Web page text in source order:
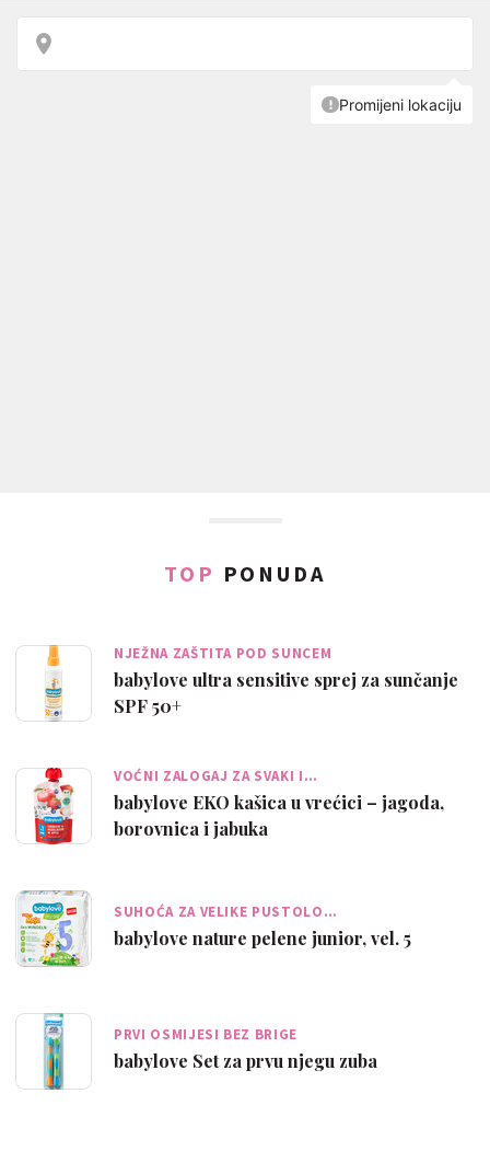
TOP PONUDA
NJEŽNA ZAŠTITA POD SUNCEM
babylove ultra sensitive sprej za sunčanje
SPF 50+
VOĆNI ZALOGAJ ZA SVAKI I…
babylove EKO kašica u vrećici – jagoda,
borovnica i jabuka
SUHOĆA ZA VELIKE PUSTOLO…
babylove nature pelene junior, vel. 5
PRVI OSMIJESI BEZ BRIGE
babylove Set za prvu njegu zuba